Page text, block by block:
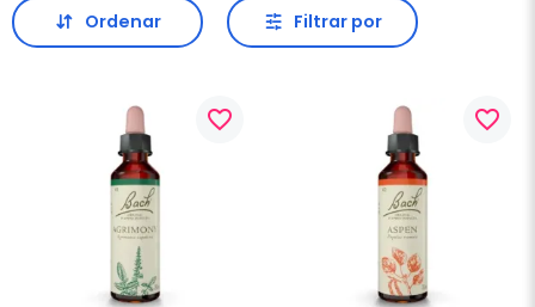
Ordenar Filtrar por
favorite_border favorite_border